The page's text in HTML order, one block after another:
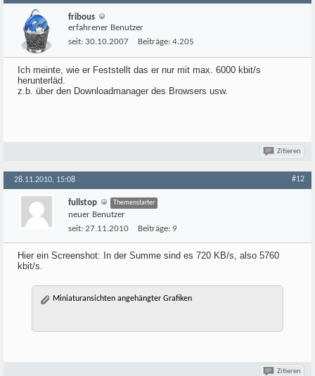
fribous
erfahrener Benutzer
seit: 30.10.2007 Beiträge: 4.205
Ich meinte, wie er Feststellt das er nur mit max. 6000 kbit/s
herunterläd.
z.b. über den Downloadmanager des Browsers usw.
Zitieren
28.11.2010, 15:08 #12
fullstop Themenstarter
neuer Benutzer
seit: 27.11.2010 Beiträge: 9
Hier ein Screenshot: In der Summe sind es 720 KB/s, also 5760
kbit/s.
Miniaturansichten angehängter Grafiken
Zitieren